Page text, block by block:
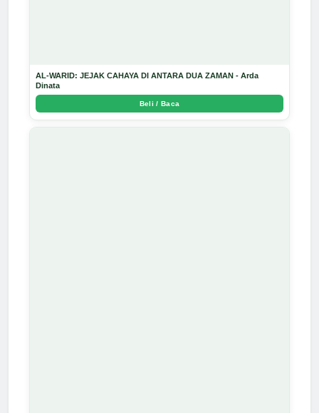
AL-WARID: JEJAK CAHAYA DI ANTARA DUA ZAMAN - Arda
Dinata
Beli / Baca